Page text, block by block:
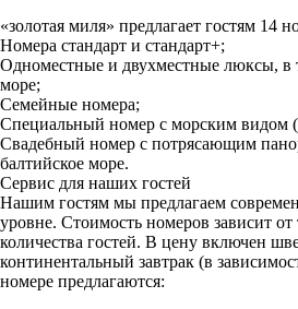
«золотая миля» предлагает гостям 14
Номера стандарт и стандарт+;
Одноместные и двухместные люксы, в
море;
Семейные номера;
Специальный номер с морским видом
Свадебный номер с потрясающим
балтийское море.
Сервис для наших гостей
Нашим гостям мы предлагаем
уровне. Стоимость номеров зависит от
количества гостей. В цену включен
континентальный завтрак (в
номере предлагаются: